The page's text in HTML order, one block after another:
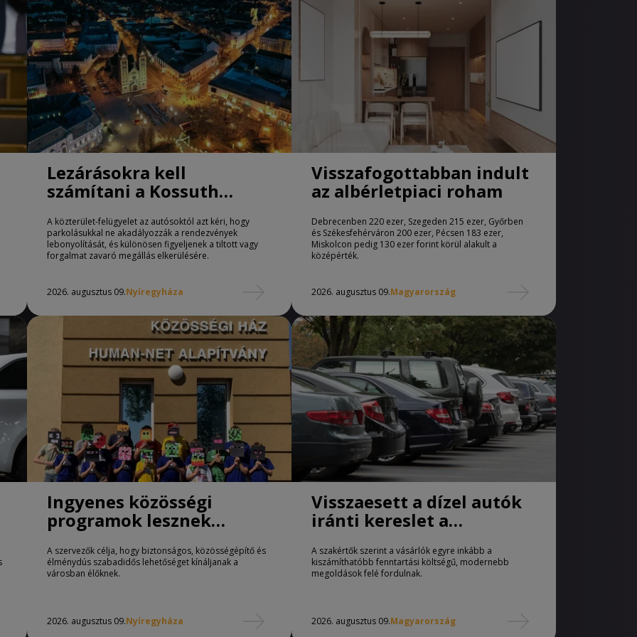
Lezárásokra kell
számítani a Kossuth
A közterület-felügyelet az autósoktól azt kéri, hogy
parkolásukkal ne akadályozzák a rendezvények
lebonyolítását, és különösen figyeljenek a tiltott vagy
forgalmat zavaró megállás elkerülésére.
2026. augusztus 09.Nyíregyháza
Visszafogottabban indult
az albérletpiaci roham
Debrecenben 220 ezer, Szegeden 215 ezer, Győrben
és Székesfehérváron 200 ezer, Pécsen 183 ezer,
Miskolcon pedig 130 ezer forint körül alakult a
középérték.
2026. augusztus 09.Magyarország
Ingyenes közösségi
programok lesznek
Nyíregyházán
A szervezők célja, hogy biztonságos, közösségépítő és
élménydús szabadidős lehetőséget kínáljanak a
városban élőknek.
2026. augusztus 09.Nyíregyháza
Visszaesett a dízel autók
iránti kereslet a
A szakértők szerint a vásárlók egyre inkább a
kiszámíthatóbb fenntartási költségű, modernebb
megoldások felé fordulnak.
2026. augusztus 09.Magyarország